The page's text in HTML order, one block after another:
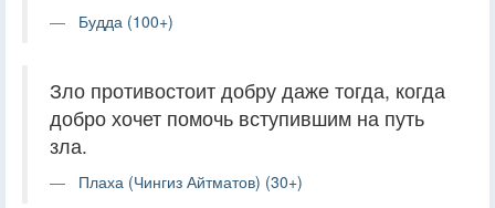
Будда (100+)
Зло противостоит добру даже тогда, когда
добро хочет помочь вступившим на путь
зла.
Плаха (Чингиз Айтматов) (30+)